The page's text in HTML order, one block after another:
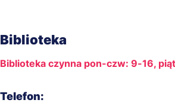
Biblioteka
Biblioteka czynna pon-czw: 9-16,
Telefon: